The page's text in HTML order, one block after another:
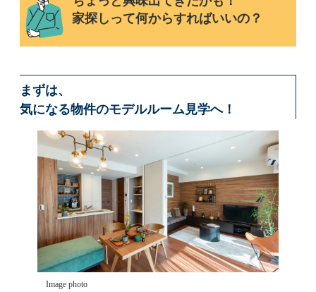
家探しって何からすればいいの？
まずは、
気になる物件のモデルルーム見学へ！
Image photo